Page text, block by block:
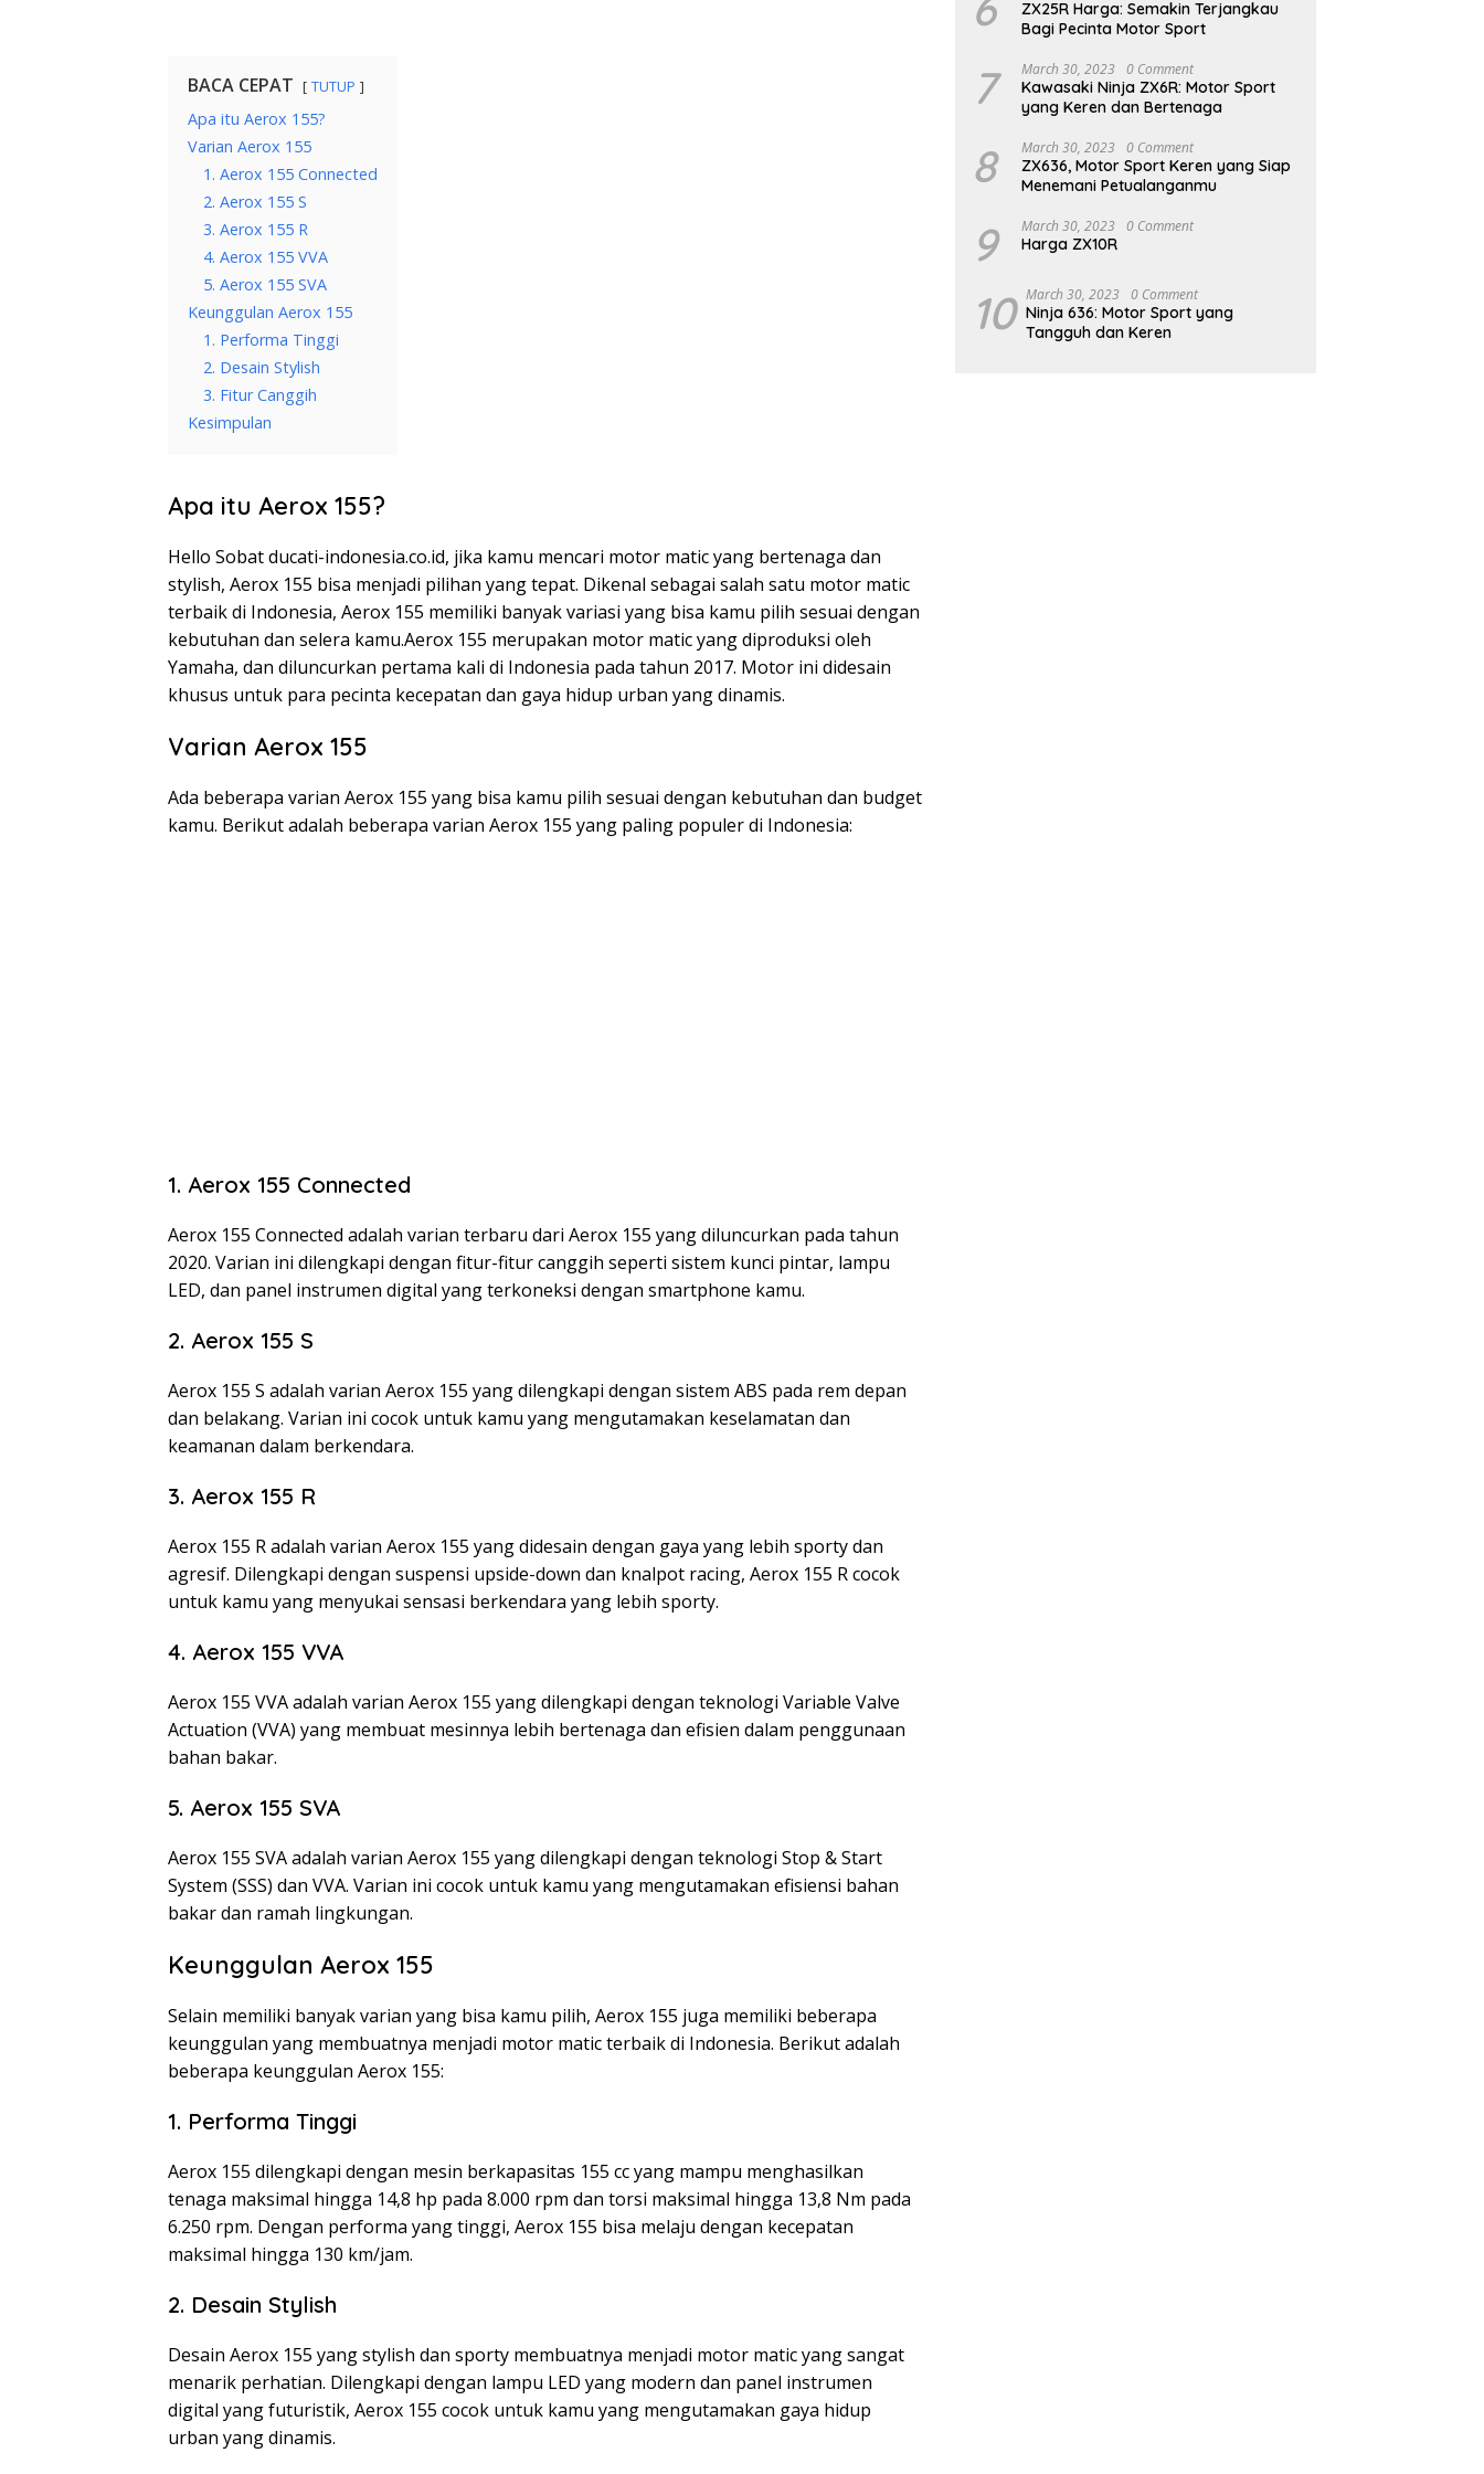
BACA CEPAT TUTUP
Apa itu Aerox 155?
Varian Aerox 155
1. Aerox 155 Connected
2. Aerox 155 S
3. Aerox 155 R
4. Aerox 155 VVA
5. Aerox 155 SVA
Keunggulan Aerox 155
1. Performa Tinggi
2. Desain Stylish
3. Fitur Canggih
Kesimpulan
Apa itu Aerox 155?
Hello Sobat ducati-indonesia.co.id, jika kamu mencari motor matic yang bertenaga dan
stylish, Aerox 155 bisa menjadi pilihan yang tepat. Dikenal sebagai salah satu motor matic
terbaik di Indonesia, Aerox 155 memiliki banyak variasi yang bisa kamu pilih sesuai dengan
kebutuhan dan selera kamu.Aerox 155 merupakan motor matic yang diproduksi oleh
Yamaha, dan diluncurkan pertama kali di Indonesia pada tahun 2017. Motor ini didesain
khusus untuk para pecinta kecepatan dan gaya hidup urban yang dinamis.
Varian Aerox 155
Ada beberapa varian Aerox 155 yang bisa kamu pilih sesuai dengan kebutuhan dan budget
kamu. Berikut adalah beberapa varian Aerox 155 yang paling populer di Indonesia:
1. Aerox 155 Connected
Aerox 155 Connected adalah varian terbaru dari Aerox 155 yang diluncurkan pada tahun
2020. Varian ini dilengkapi dengan fitur-fitur canggih seperti sistem kunci pintar, lampu
LED, dan panel instrumen digital yang terkoneksi dengan smartphone kamu.
2. Aerox 155 S
Aerox 155 S adalah varian Aerox 155 yang dilengkapi dengan sistem ABS pada rem depan
dan belakang. Varian ini cocok untuk kamu yang mengutamakan keselamatan dan
keamanan dalam berkendara.
3. Aerox 155 R
Aerox 155 R adalah varian Aerox 155 yang didesain dengan gaya yang lebih sporty dan
agresif. Dilengkapi dengan suspensi upside-down dan knalpot racing, Aerox 155 R cocok
untuk kamu yang menyukai sensasi berkendara yang lebih sporty.
4. Aerox 155 VVA
Aerox 155 VVA adalah varian Aerox 155 yang dilengkapi dengan teknologi Variable Valve
Actuation (VVA) yang membuat mesinnya lebih bertenaga dan efisien dalam penggunaan
bahan bakar.
5. Aerox 155 SVA
Aerox 155 SVA adalah varian Aerox 155 yang dilengkapi dengan teknologi Stop & Start
System (SSS) dan VVA. Varian ini cocok untuk kamu yang mengutamakan efisiensi bahan
bakar dan ramah lingkungan.
Keunggulan Aerox 155
Selain memiliki banyak varian yang bisa kamu pilih, Aerox 155 juga memiliki beberapa
keunggulan yang membuatnya menjadi motor matic terbaik di Indonesia. Berikut adalah
beberapa keunggulan Aerox 155:
1. Performa Tinggi
Aerox 155 dilengkapi dengan mesin berkapasitas 155 cc yang mampu menghasilkan
tenaga maksimal hingga 14,8 hp pada 8.000 rpm dan torsi maksimal hingga 13,8 Nm pada
6.250 rpm. Dengan performa yang tinggi, Aerox 155 bisa melaju dengan kecepatan
maksimal hingga 130 km/jam.
2. Desain Stylish
Desain Aerox 155 yang stylish dan sporty membuatnya menjadi motor matic yang sangat
menarik perhatian. Dilengkapi dengan lampu LED yang modern dan panel instrumen
digital yang futuristik, Aerox 155 cocok untuk kamu yang mengutamakan gaya hidup
urban yang dinamis.
ZX25R Harga: Semakin Terjangkau
Bagi Pecinta Motor Sport
7 March 30, 2023 0 Comment
Kawasaki Ninja ZX6R: Motor Sport
yang Keren dan Bertenaga
8 March 30, 2023 0 Comment
ZX636, Motor Sport Keren yang Siap
Menemani Petualanganmu
9 March 30, 2023 0 Comment
Harga ZX10R
10 March 30, 2023 0 Comment
Ninja 636: Motor Sport yang
Tangguh dan Keren